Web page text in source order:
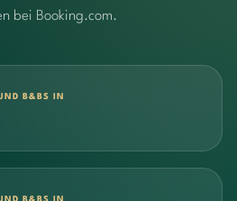
bei Booking.com.
B&BS IN